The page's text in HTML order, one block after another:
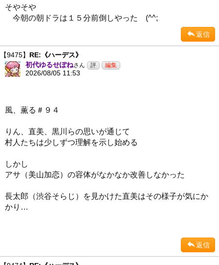
そやそや
今朝の朝ドラは１５分前倒しやった (^^;
返信
【9475】 RE:《ハーデス》
初代ゆるせぽねさん
2026/08/05 11:53
風、薫る＃９４
りん、直美、黒川らの思いが通じて
村人たちは少しずつ理解を示し始める
しかし
アサ（美山加恋）の容体がなかなか改善しなかった
長太郎（渋谷そらじ）を見かけた直美はその様子が気にか
かり…
返信